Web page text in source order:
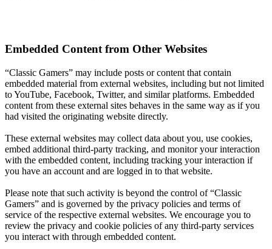
Embedded Content from Other Websites
“Classic Gamers” may include posts or content that contain
embedded material from external websites, including but not limited
to YouTube, Facebook, Twitter, and similar platforms. Embedded
content from these external sites behaves in the same way as if you
had visited the originating website directly.
These external websites may collect data about you, use cookies,
embed additional third-party tracking, and monitor your interaction
with the embedded content, including tracking your interaction if
you have an account and are logged in to that website.
Please note that such activity is beyond the control of “Classic
Gamers” and is governed by the privacy policies and terms of
service of the respective external websites. We encourage you to
review the privacy and cookie policies of any third-party services
you interact with through embedded content.